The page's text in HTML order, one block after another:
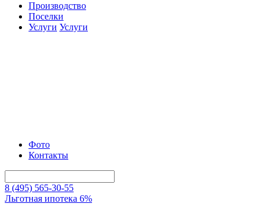
Производство
Поселки
Услуги Услуги
Фото
Контакты
8 (495) 565-30-55
Льготная ипотека 6%